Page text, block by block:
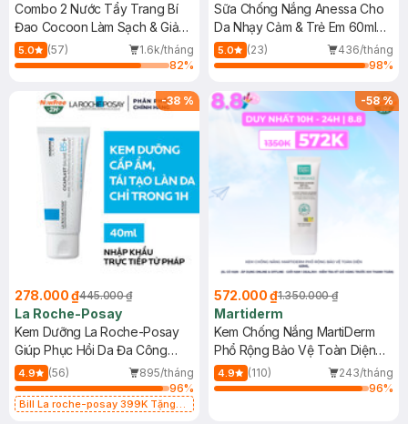
Combo 2 Nước Tẩy Trang Bí
Đao Cocoon Làm Sạch & Giảm
Dầu 500ml
5.0 (57)
1.6k/tháng
82%
Sữa Chống Nắng Anessa Cho
Da Nhạy Cảm & Trẻ Em 60ml
(Mới)
5.0 (23)
436/tháng
98%
-38 %
278.000 ₫445.000 ₫
La Roche-Posay
Kem Dưỡng La Roche-Posay
Giúp Phục Hồi Da Đa Công
Dụng 40ml
4.9 (56)
895/tháng
96%
Bill La roche-posay 399K Tặng
-58%
572.000 ₫1.350.000 ₫
Martiderm
Kem Chống Nắng MartiDerm
Phổ Rộng Bảo Vệ Toàn Diện
40ml
4.9 (110)
243/tháng
96%